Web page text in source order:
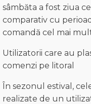
sâmbăta a fost ziua
comparativ cu
comandă cel mai
Utilizatorii care au
comenzi pe litoral
În sezonul estival,
realizate de un